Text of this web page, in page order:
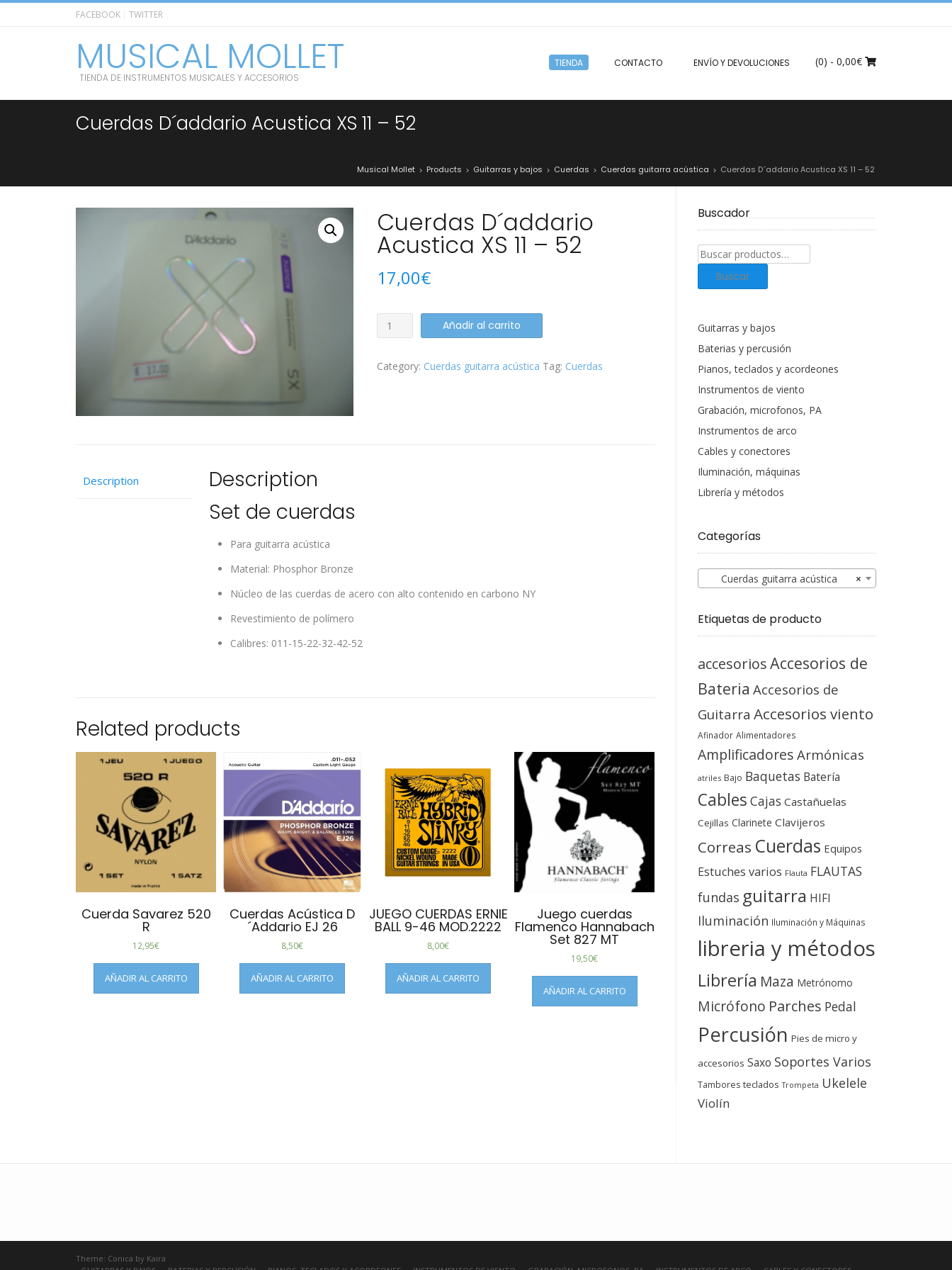
FACEBOOK TWITTER
MUSICAL MOLLET
TIENDA DE INSTRUMENTOS MUSICALES Y ACCESORIOS
TIENDA CONTACTO ENVÍO Y DEVOLUCIONES (0) - 0,00€
Cuerdas D´addario Acustica XS 11 – 52
Musical Mollet > Products > Guitarras y bajos > Cuerdas > Cuerdas guitarra acústica > Cuerdas D´addario Acustica XS 11 – 52
Cuerdas D´addario
Acustica XS 11 – 52
17,00€
Cuerdas
D
Acustica
Añadir al carrito
Category: Cuerdas guitarra acústica Tag: Cuerdas
Description
Description
Set de cuerdas
Para guitarra acústica
Material: Phosphor Bronze
Núcleo de las cuerdas de acero con alto contenido en carbono NY
Revestimiento de polímero
Calibres: 011-15-22-32-42-52
Related products
Cuerda Savarez 520
R
12,95€
AÑADIR AL CARRITO
Cuerdas Acústica D
´Addario EJ 26
8,50€
AÑADIR AL CARRITO
JUEGO CUERDAS ERNIE
BALL 9-46 MOD.2222
8,00€
AÑADIR AL CARRITO
Juego cuerdas
Flamenco Hannabach
Set 827 MT
19,50€
AÑADIR AL CARRITO
Buscador
Buscar
productos:
Buscar
Guitarras y bajos
Baterias y percusión
Pianos, teclados y acordeones
Instrumentos de viento
Grabación, microfonos, PA
Instrumentos de arco
Cables y conectores
Iluminación, máquinas
Librería y métodos
Categorías
×
Cuerdas guitarra acústica
Etiquetas de producto
accesoriosAccesorios de
Bateria Accesorios de
Guitarra Accesorios viento
Afinador Alimentadores
Amplificadores Armónicas
atriles Bajo Baquetas Batería
Cables Cajas Castañuelas
Cejillas Clarinete Clavijeros
Correas Cuerdas Equipos
Estuches varios Flauta FLAUTAS
fundas guitarra HIFI
Iluminación Iluminación y Máquinas
libreria y métodos
Librería Maza Metrónomo
Micrófono Parches Pedal
Percusión Pies de micro y
accesorios Saxo Soportes Varios
Tambores teclados Trompeta Ukelele
Violín
Theme: Conica by Kaira